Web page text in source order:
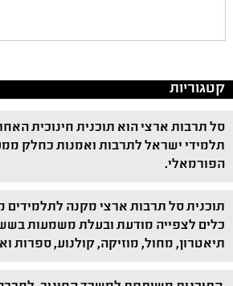
קטגוריות
סל תרבות ארצי הוא תוכנית חינוכית
תלמידי ישראל לתרבות ואמנות כחלק
הפורמאלי.
תוכנית סל תרבות ארצי מקנה לתלמידים
כלים לצפייה מודעת ובעלת משמעות
תיאטרון, מחול, מוזיקה, קולנוע, ספרות